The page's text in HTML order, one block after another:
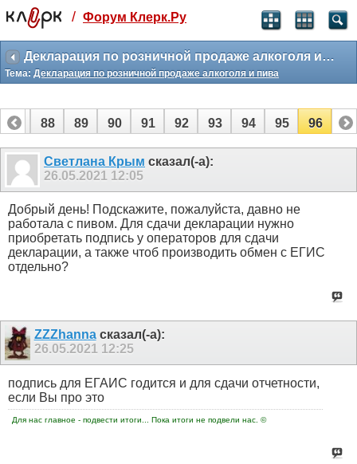
Святые угодники, Клерк без рекламы
прекрасен:)
месяц
3 месяца
259 ₽
-10%
полгода
499 ₽
-15%
Отмена Оплатить
/ Форум Клерк.Ру
Декларация по розничной продаже алкоголя и пива
Тема: Декларация по розничной продаже алкоголя и пива
87 88 89 90 91 92 93 94 95 96
Светлана Крым сказал(-а):
26.05.2021 12:05
Добрый день! Подскажите, пожалуйста, давно не
работала с пивом. Для сдачи декларации нужно
приобретать подпись у операторов для сдачи
декларации, а также чтоб производить обмен с ЕГИС
отдельно?
ZZZhannaсказал(-а):
26.05.2021 12:25
подпись для ЕГАИС годится и для сдачи отчетности,
если Вы про это
Для нас главное - подвести итоги... Пока итоги не подвели нас. ©